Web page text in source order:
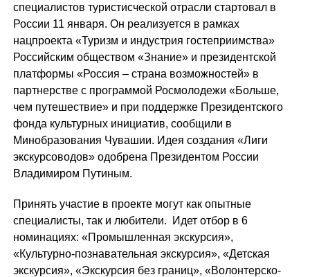
специалистов туристисческой отрасли стартовал в
России 11 января. Он реализуется в рамках
нацпроекта «Туризм и индустрия гостеприимства»
Российским обществом «Знание» и президентской
платформы «Россия – страна возможностей» в
партнерстве с программой Росмолодежи «Больше,
чем путешествие» и при поддержке Президентского
фонда культурных инициатив, сообщили в
Минобразования Чувашии. Идея создания «Лиги
экскурсоводов» одобрена Президентом России
Владимиром Путиным.
Принять участие в проекте могут как опытные
специалисты, так и любители. Идет отбор в 6
номинациях: «Промышленная экскурсия»,
«Культурно-познавательная экскурсия», «Детская
экскурсия», «Экскурсия без границ», «Волонтерско-